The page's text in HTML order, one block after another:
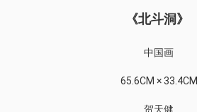
《北斗洞》
中国画
65.6CM × 33.4CM
贺天健